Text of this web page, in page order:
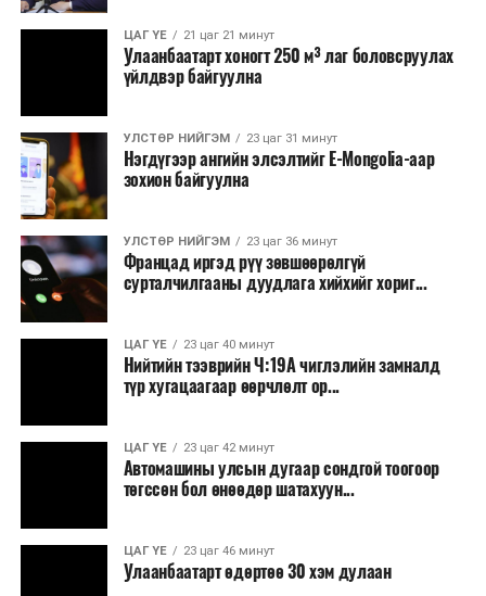
Зайлшгүй шаардлагагүй тоног төхөөрөмж,
тавилга, автомашин худалдан авах;
Батлан хамгаалах, хууль зүйн салбараас бусад
Хуулиар заавал мэдээлэхээс бусад кино,
контент, хэвлэлийн зардал;
Заавал олгохоос бусад тэтгэмж, урамшуулал.
Санхүүгийн хэмнэлтийн горимыг 2026 оны
арванхоёрдугаар сарын 31 хүртэл мөрдөнө. Харин
эрүүл мэндийн салбар уг хэмнэлтийн горимд
хамрагдахгүй бөгөөд цэцэрлэг, сургуулийн хүүхдийн
эрт илрүүлэг, вакцинжуулалт, томуу, томуу төст
өвчний эсрэг арга хэмжээ зэрэг зайлшгүй
үргэлжилнэ гэж Ерөнхий сайд Н.Учрал онцоллоо.
Мөн бүх шатны төсвийн ерөнхийлөн захирагч нарт
салбар бүрдээ урсгал зардлыг 20 хувиар бууруулах,
нөхөн томилгоо хийхгүй байх, аялал, амралт, зугаалга,
хамт олны урлаг, спортын арга хэмжээг зохион
байгуулахгүй байх, төрийн албанд шинэ орон тоо бий
ЦАГ ҮЕ 21 цаг 21 минут
Улаанбаатарт хоногт 250 м³ лаг боловсруулах
үйлдвэр байгуулна
УЛСТӨР НИЙГЭМ 23 цаг 31 минут
Нэгдүгээр ангийн элсэлтийг E-Mongolia-аар
зохион байгуулна
УЛСТӨР НИЙГЭМ 23 цаг 36 минут
Францад иргэд рүү зөвшөөрөлгүй
сурталчилгааны дуудлага хийхийг хориг...
ЦАГ ҮЕ 23 цаг 40 минут
Нийтийн тээврийн Ч:19А чиглэлийн замналд
түр хугацаагаар өөрчлөлт ор...
ЦАГ ҮЕ 23 цаг 42 минут
Автомашины улсын дугаар сондгой тоогоор
төгссөн бол өнөөдөр шатахуун...
ЦАГ ҮЕ 23 цаг 46 минут
Улаанбаатарт өдөртөө 30 хэм дулаан